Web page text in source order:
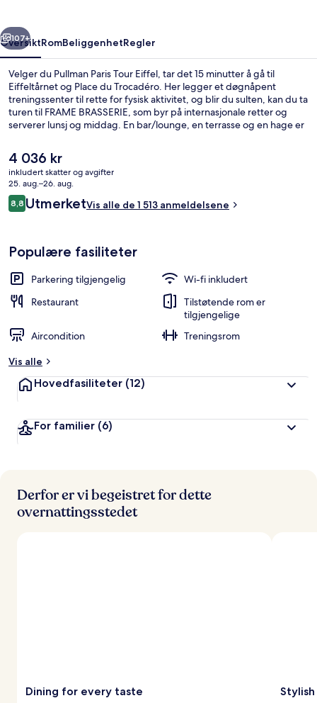
Neste
107+
OversiktRomBeliggenhetRegler
Velger du Pullman Paris Tour Eiffel, tar det 15 minutter å gå til
Eiffeltårnet og Place du Trocadéro. Her legger et døgnåpent
treningssenter til rette for fysisk aktivitet, og blir du sulten, kan du ta
turen til FRAME BRASSERIE, som byr på internasjonale retter og
serverer lunsj og middag. En bar/lounge, en terrasse og en hage er
vennlige betjeningen og frokosten. Du kan gå til kollektivtransport:
Det tar 5 minutter å gå til Paris Champs de Mars - Eiffeltårnet stasjon
og 7 minutter å gå til Bir-Hakeim stasjon.
Den
nåværende
prisen
er
4 036 kr
4 036 kr
inkludert skatter og avgifter
25. aug.–26. aug.
Anmeldelser
8,88,8 av 10 –
UtmerketVis alle de 1 513 anmeldelsene
Populære fasiliteter
Parkering tilgjengelig
Wi-fi inkludert
Restaurant
Tilstøtende rom er
tilgjengelige
Aircondition
Treningsrom
Vis alle
Hovedfasiliteter (12)
For familier (6)
Derfor er vi begeistret for dette
overnattingsstedet
Dining for every taste